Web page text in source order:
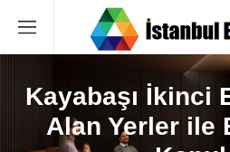
Kayabaşı İkinci
Alan Yerler ile